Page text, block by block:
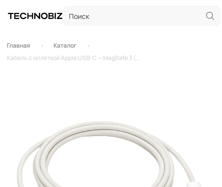
Главная
Каталог
Кабель с оплёткой Apple USB-C — MagSafe 3 (2 м)